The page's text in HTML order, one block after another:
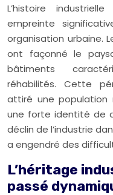
L’histoire
empreinte
organisation urbaine.
ont façonné le
bâtiments
réhabilités. Cette
attiré une population
une forte identité de
déclin de l’industrie
a engendré des
L’héritage
passé